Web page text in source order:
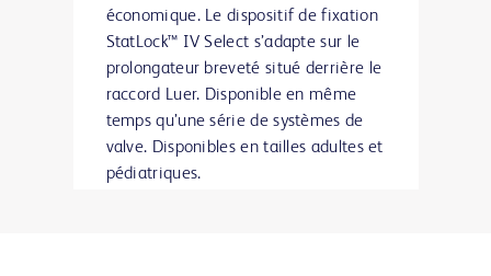
économique. Le dispositif de fixation
StatLock™ IV Select s’adapte sur le
prolongateur breveté situé derrière le
raccord Luer. Disponible en même
temps qu’une série de systèmes de
valve. Disponibles en tailles adultes et
pédiatriques.